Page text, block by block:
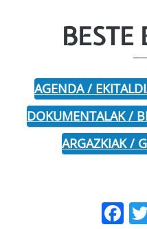
BESTE
AGENDA /
DOKUMENTALAK /
ARGAZKIAK /